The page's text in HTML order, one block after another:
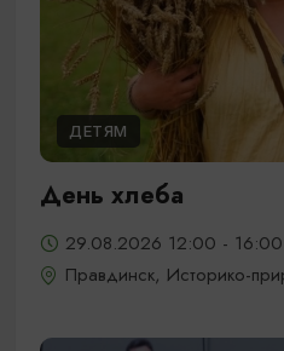
ДЕТЯМ
День хлеба
29.08.2026 12:00 - 16:00
Правдинск, Историко-